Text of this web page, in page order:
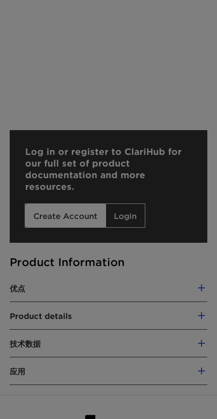
Product Information
优点
产品特性：
美国食品药品管理局 (FDA) 批准
Product details
Nonionic emulsifier
化学型
Fatty alcohol ethoxylates
技术数据
产品组：
应用
Log in or register to ClariHub for
our full set of product
documentation and more
resources.
Create Account Login